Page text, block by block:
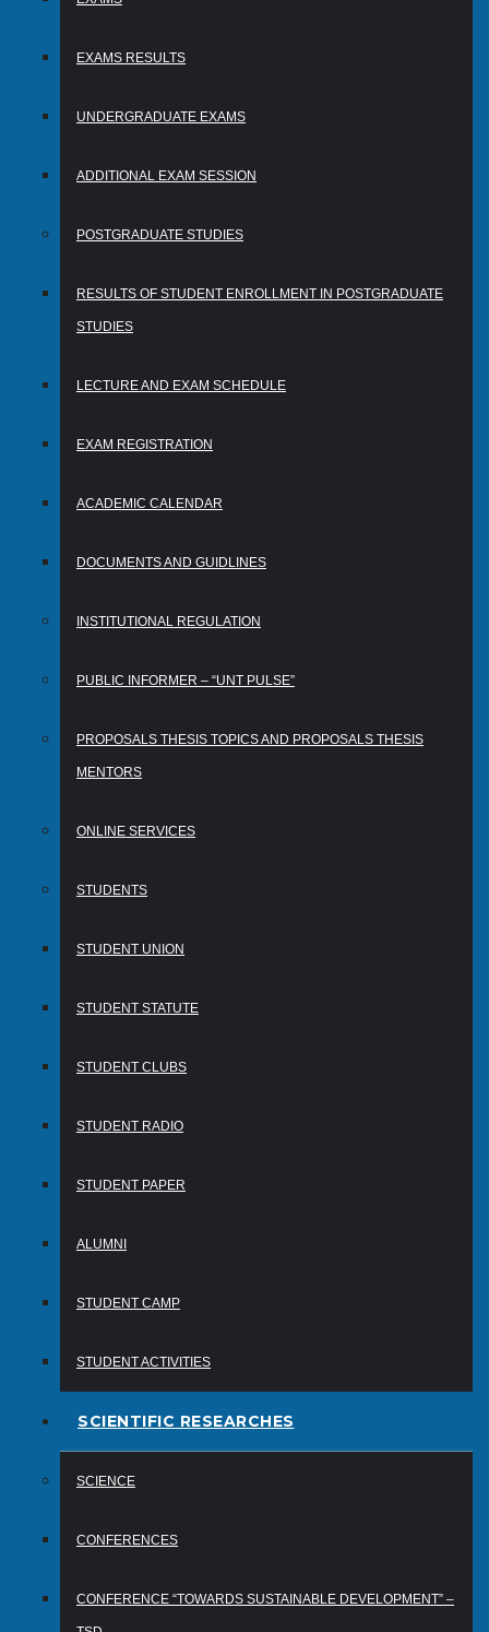
EXAMS RESULTS
UNDERGRADUATE EXAMS
ADDITIONAL EXAM SESSION
POSTGRADUATE STUDIES
RESULTS OF STUDENT ENROLLMENT IN POSTGRADUATE
STUDIES
LECTURE AND EXAM SCHEDULE
EXAM REGISTRATION
ACADEMIC CALENDAR
DOCUMENTS AND GUIDLINES
INSTITUTIONAL REGULATION
PUBLIC INFORMER – “UNT PULSE”
PROPOSALS THESIS TOPICS AND PROPOSALS THESIS
MENTORS
ONLINE SERVICES
STUDENTS
STUDENT UNION
STUDENT STATUTE
STUDENT CLUBS
STUDENT RADIO
STUDENT PAPER
ALUMNI
STUDENT CAMP
STUDENT ACTIVITIES
SCIENTIFIC RESEARCHES
SCIENCE
CONFERENCES
CONFERENCE “TOWARDS SUSTAINABLE DEVELOPMENT” –